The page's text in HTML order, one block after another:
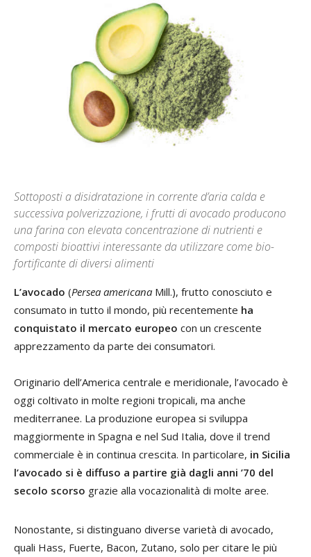
Sottoposti a disidratazione in corrente d’aria calda e
successiva polverizzazione, i frutti di avocado producono
una farina con elevata concentrazione di nutrienti e
composti bioattivi interessante da utilizzare come bio-
fortificante di diversi alimenti
L’avocado (Persea americana Mill.), frutto conosciuto e
consumato in tutto il mondo, più recentemente ha
conquistato il mercato europeo con un crescente
apprezzamento da parte dei consumatori.
Originario dell’America centrale e meridionale, l’avocado è
oggi coltivato in molte regioni tropicali, ma anche
mediterranee. La produzione europea si sviluppa
maggiormente in Spagna e nel Sud Italia, dove il trend
commerciale è in continua crescita. In particolare, in Sicilia
l’avocado si è diffuso a partire già dagli anni ’70 del
secolo scorso grazie alla vocazionalità di molte aree.
Nonostante, si distinguano diverse varietà di avocado,
quali Hass, Fuerte, Bacon, Zutano, solo per citare le più